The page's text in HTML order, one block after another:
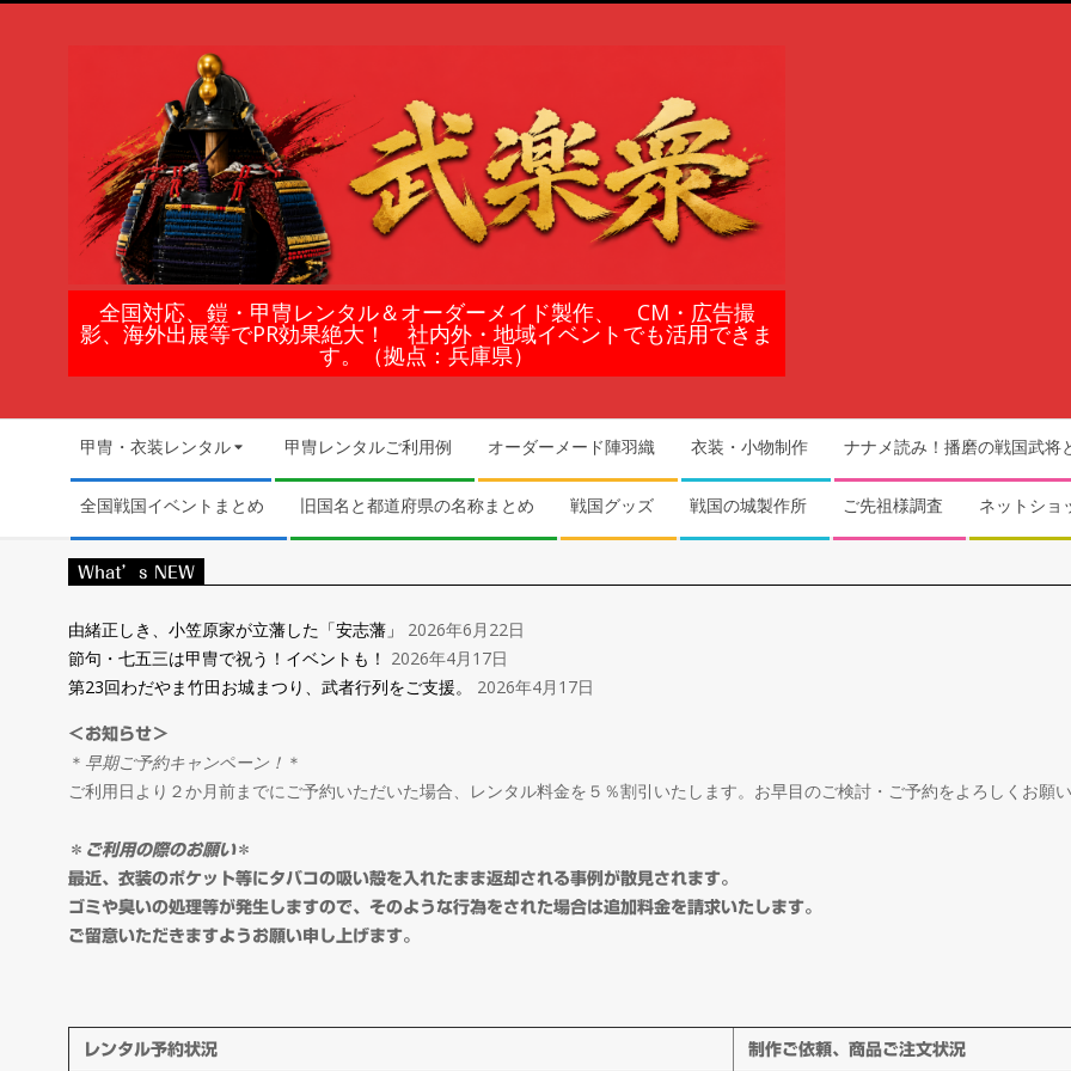
鎧
甲
冑
の
レ
ン
タ
ル
＆
オ
ー
ダ
全国対応、鎧・甲冑レンタル＆オーダーメイド製作、 CM・広告撮
影、海外出展等でPR効果絶大！ 社内外・地域イベントでも活用できま
す。（拠点：兵庫県）
Navigation
Menu
甲冑・衣装レンタル 甲冑レンタルご利用例 オーダーメード陣羽織 衣装・小物制作 ナナメ読み！播磨の戦国武将
全国戦国イベントまとめ 旧国名と都道府県の名称まとめ 戦国グッズ 戦国の城製作所 ご先祖様調査 ネットショ
What’s NEW
由緒正しき、小笠原家が立藩した「安志藩」
2026年6月22日
節句・七五三は甲冑で祝う！イベントも！ 2026年4月17日
第23回わだやま竹田お城まつり、武者行列をご支援。
2026年4月17日
＜お知らせ＞
＊ 早期ご予約キャンペーン！ ＊
ご利用日より２か月前までにご予約いただいた場合、レンタル料金を５％割引いたします。お早目のご検討・ご予約をよろしくお願い
＊ ご利用の際のお願い＊
最近、衣装のポケット等にタバコの吸い殻を入れたまま返却される事例が散見されます。
ゴミや臭いの処理等が発生しますので、そのような行為をされた場合は追加料金を請求いたします。
ご留意いただきますようお願い申し上げます。
レンタル予約状況 制作ご依頼、商品ご注文状況